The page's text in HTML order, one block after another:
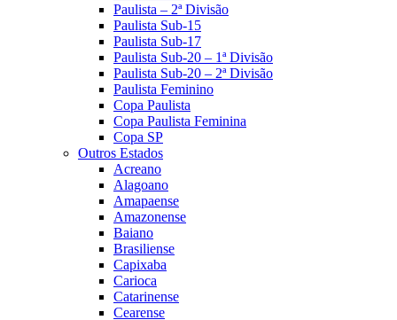
Paulista – 2ª Divisão
Paulista Sub-15
Paulista Sub-17
Paulista Sub-20 – 1ª Divisão
Paulista Sub-20 – 2ª Divisão
Paulista Feminino
Copa Paulista
Copa Paulista Feminina
Copa SP
Outros Estados
Acreano
Alagoano
Amapaense
Amazonense
Baiano
Brasiliense
Capixaba
Carioca
Catarinense
Cearense